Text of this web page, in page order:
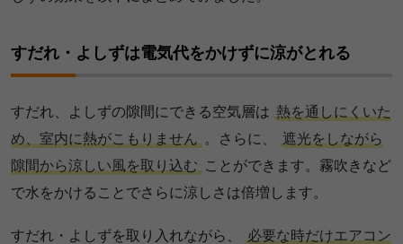
すだれ・よしずは電気代をかけずに涼がとれる
すだれ、よしずの隙間にできる空気層は 熱を通しにくいた
め、室内に熱がこもりません 。さらに、
遮光をしながら
隙間から涼しい風を取り込む ことができます。霧吹きなど
で水をかけることでさらに涼しさは倍増します。
すだれ・よしずを取り入れながら、
必要な時だけエアコン